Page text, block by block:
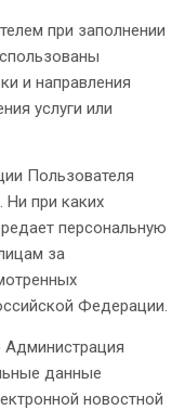
при заполнении
и направления
услуги или
Пользователя
Ни при каких
персональную
за
Федерации.
Администрация
данные
новостной